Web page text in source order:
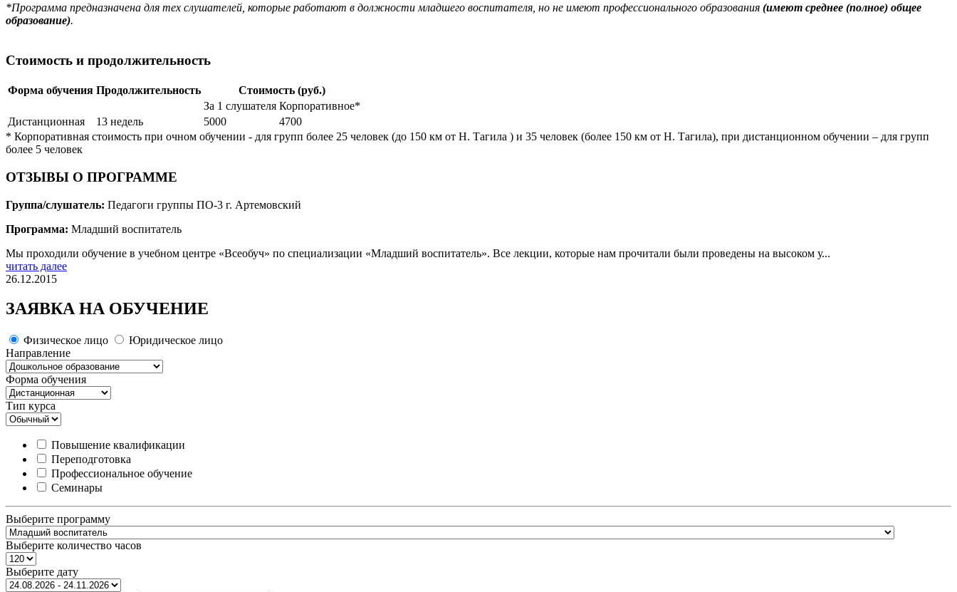
*Программа предназначена для тех слушателей, которые работают в должности младшего воспитателя, но не имеют профессионального образования (имеют среднее (полное) общее
образование).
Стоимость и продолжительность
Форма обучения Продолжительность
Стоимость (руб.)
За 1 слушателя Корпоративное*
Дистанционная
13 недель 5000
4700
* Корпоративная стоимость при очном обучении - для групп более 25 человек (до 150 км от Н. Тагила ) и 35 человек (более 150 км от Н. Тагила), при дистанционном обучении – для групп
более 5 человек
ОТЗЫВЫ О ПРОГРАММЕ
Группа/слушатель: Педагоги группы ПО-3 г. Артемовский
Программа: Младший воспитатель
Мы проходили обучение в учебном центре «Всеобуч» по специализации «Младший воспитатель». Все лекции, которые нам прочитали были проведены на высоком у...
читать далее
26.12.2015
ЗАЯВКА НА ОБУЧЕНИЕ
Физическое лицо
Юридическое лицо
Направление
Форма обучения
Тип курса
Повышение квалификации
Переподготовка
Профессиональное обучение
Семинары
Выберите программу
Выберите количество часов
Выберите дату